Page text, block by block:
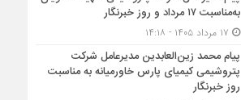
به‌مناسبت ۱۷ مرداد و روز خبرنگار
پیام محمد زین‌العابدین مدیرعامل شرکت
پتروشیمی کیمیای پارس خاورمیانه به مناسبت
روز خبرنگار